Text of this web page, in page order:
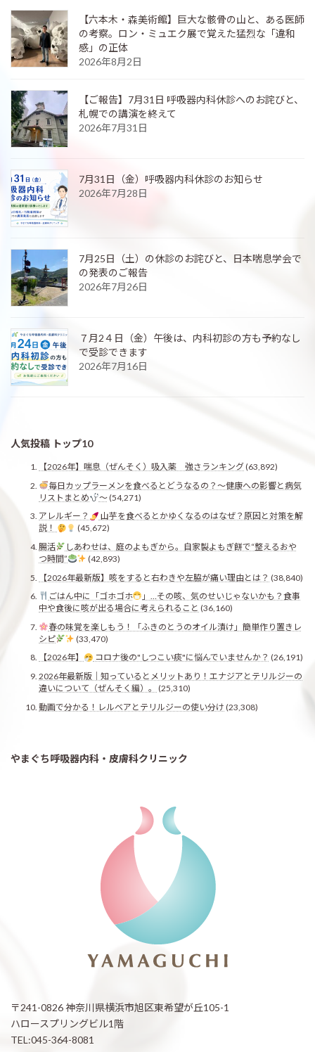
【六本木・森美術館】巨大な骸骨の山と、ある医師
の考察。ロン・ミュエク展で覚えた猛烈な「違和
感」の正体
2026年8月2日
【ご報告】7月31日 呼吸器内科休診へのお詫びと、
札幌での講演を終えて
2026年7月31日
7月31日（金）呼吸器内科休診のお知らせ
2026年7月28日
7月25日（土）の休診のお詫びと、日本喘息学会で
の発表のご報告
2026年7月26日
７月2４日（金）午後は、内科初診の方も予約なし
で受診できます
2026年7月16日
人気投稿 トップ10
【2026年】喘息（ぜんそく）吸入薬 強さランキング(63,892)
毎日カップラーメンを食べるとどうなるの？〜健康への影響と病気
リストまとめ
〜(54,271)
アレルギー？
山芋を食べるとかゆくなるのはなぜ？原因と対策を解
説！
(45,672)
腸活
しあわせは、庭のよもぎから。自家製よもぎ餅で“整えるおや
つ時間”
(42,893)
【2026年最新版】咳をすると右わきや左脇が痛い理由とは？ (38,840)
ごはん中に「ゴホゴホ
」…その咳、気のせいじゃないかも？食事
中や食後に咳が出る場合に考えられること (36,160)
春の味覚を楽しもう！「ふきのとうのオイル漬け」簡単作り置きレ
シピ
(33,470)
【2026年】
コロナ後の"しつこい痰"に悩んでいませんか？ (26,191)
2026年最新版｜知っているとメリットあり！エナジアとテリルジーの
違いについて（ぜんそく編）。
(25,310)
動画で分かる！レルベアとテリルジーの使い分け (23,308)
やまぐち呼吸器内科・皮膚科クリニック
〒241-0826 神奈川県横浜市旭区東希望が丘105-1
ハロースプリングビル1階
TEL:045-364-8081